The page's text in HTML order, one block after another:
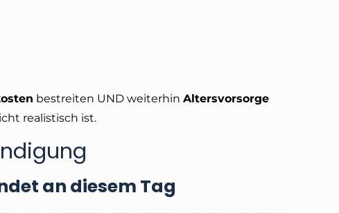
bestreiten UND weiterhin Altersvorsorge
realistisch ist.
an diesem Tag